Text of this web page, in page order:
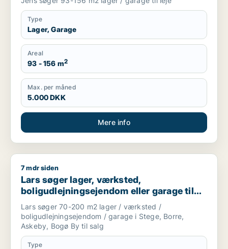
Type
Lager, Garage
Areal
93 - 156 m2
Max. per måned
5.000 DKK
Mere info
Lars søger lager, værksted, boligudlejningsejendom eller
7 mdr siden
Lars søger lager, værksted,
boligudlejningsejendom eller garage til
salg i Stege, Borre eller Askeby m.fl.
Lars søger 70-200 m2 lager / værksted /
boligudlejningsejendom / garage i Stege, Borre,
Askeby, Bogø By til salg
Type